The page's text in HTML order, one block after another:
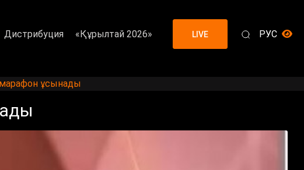
Дистрибуция «Құрылтай 2026» LIVE РУС
ұсынады